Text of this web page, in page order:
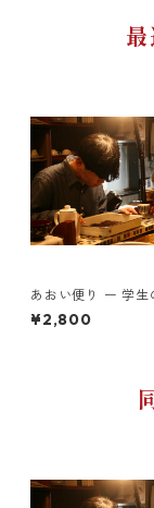
あおい便り ー 学生
とともに届く、月に
琲時間 ー200g×2
¥2,800